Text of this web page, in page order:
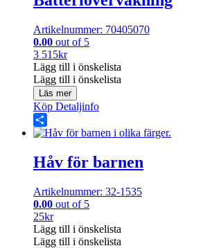
Artikelnummer: 70405070
0.00 out of 5
3 515kr
Lägg till i önskelista
Lägg till i önskelista
Läs mer
Köp Detaljinfo
Share
Håv för barnen
Artikelnummer: 32-1535
0.00 out of 5
25kr
Lägg till i önskelista
Lägg till i önskelista